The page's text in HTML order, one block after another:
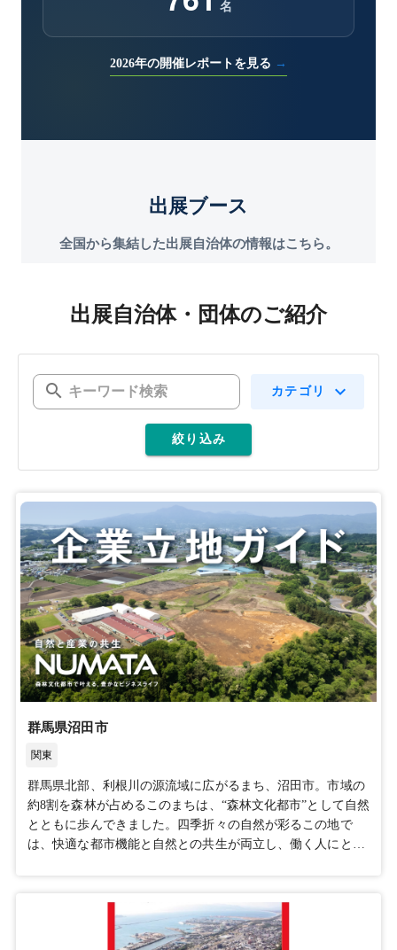
名
2026年の開催レポートを見る →
出展ブース
全国から集結した出展自治体の情報はこちら。
出展自治体・団体のご紹介
search カテゴリ expand_more
絞り込み
群馬県沼田市
関東
群馬県北部、利根川の源流域に広がるまち、沼田市。市域の
約8割を森林が占めるこのまちは、“森林文化都市”として自然
とともに歩んできました。四季折々の自然が彩るこの地で
は、快適な都市機能と自然との共生が両立し、働く人にとっ
ネスが育まれています。 沼田市企業立地ガイド（外部リン
ク）沼田市のアピールポイント便利なアクセス沼田市は、関
越自動車道「沼田IC」や上越新幹線「上毛高原駅」、JR上越